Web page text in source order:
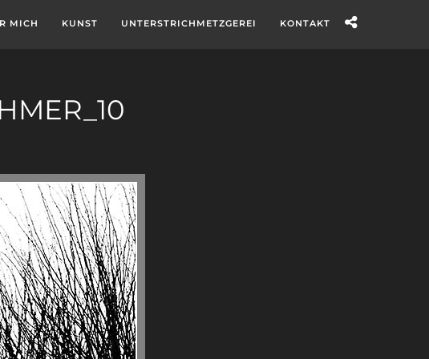
MICH KUNST UNTERSTRICHMETZGEREI KONTAKT